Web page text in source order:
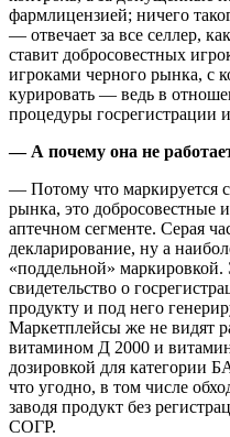
фармлицензией; ничего
— отвечает за все селлер,
ставит добросовестных
игроками черного рынка, с
курировать — ведь в
проце­дуры госрегистрации
— А почему она не
— Потому что маркируется
рынка, это добросовестные
аптечном сег­менте. Серая
декларирование, ну а
«поддельной» маркиров­кой.
свидетельство о
продукту и под него
Маркетплейсы же не видят
витамином Д 2000 и
дозировкой для категории
что угодно, в том числе
заводя продукт без
СОГР.